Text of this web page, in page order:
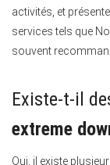
activités, et
services tels que
souvent
Existe-t-il
extreme
Oui, il existe